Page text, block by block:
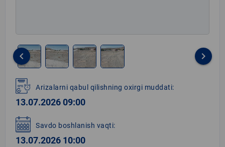
1
of
4
keyboard_arrow_left keyboard_arrow_right
Arizalarni qabul qilishning oxirgi muddati:
13.07.2026 09:00
Savdo boshlanish vaqti:
13.07.2026 10:00